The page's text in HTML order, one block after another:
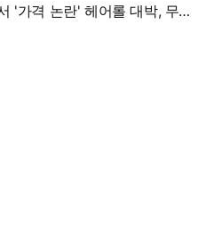
'가격 논란' 헤어롤 대박, 무려